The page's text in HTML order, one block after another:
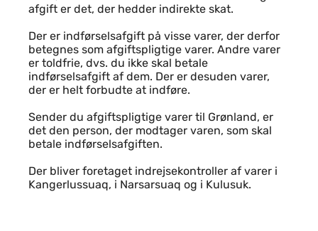
afgift er det, der hedder indirekte skat.
Der er indførselsafgift på visse varer, der derfor
betegnes som afgiftspligtige varer. Andre varer
er toldfrie, dvs. du ikke skal betale
indførselsafgift af dem. Der er desuden varer,
der er helt forbudte at indføre.
Sender du afgiftspligtige varer til Grønland, er
det den person, der modtager varen, som skal
betale indførselsafgiften.
Der bliver foretaget indrejsekontroller af varer i
Kangerlussuaq, i Narsarsuaq og i Kulusuk.